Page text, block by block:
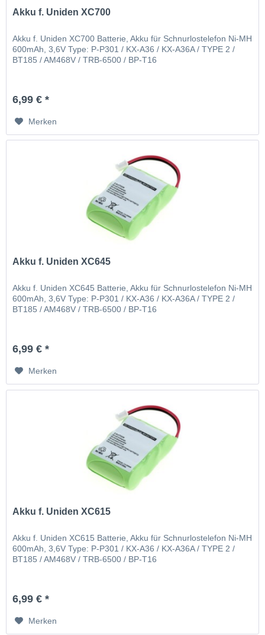
Akku f. Uniden XC700
Akku f. Uniden XC700 Batterie, Akku für Schnurlostelefon Ni-MH
600mAh, 3,6V Type: P-P301 / KX-A36 / KX-A36A / TYPE 2 /
BT185 / AM468V / TRB-6500 / BP-T16
6,99 € *
Merken
Akku f. Uniden XC645
Akku f. Uniden XC645 Batterie, Akku für Schnurlostelefon Ni-MH
600mAh, 3,6V Type: P-P301 / KX-A36 / KX-A36A / TYPE 2 /
BT185 / AM468V / TRB-6500 / BP-T16
6,99 € *
Merken
Akku f. Uniden XC615
Akku f. Uniden XC615 Batterie, Akku für Schnurlostelefon Ni-MH
600mAh, 3,6V Type: P-P301 / KX-A36 / KX-A36A / TYPE 2 /
BT185 / AM468V / TRB-6500 / BP-T16
6,99 € *
Merken